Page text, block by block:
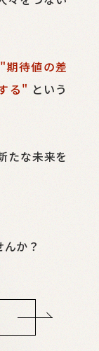
"期待値の差
る" という
たな未来を
か？